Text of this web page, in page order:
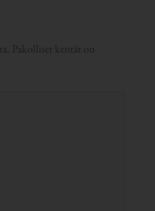
Pakolliset kentät on